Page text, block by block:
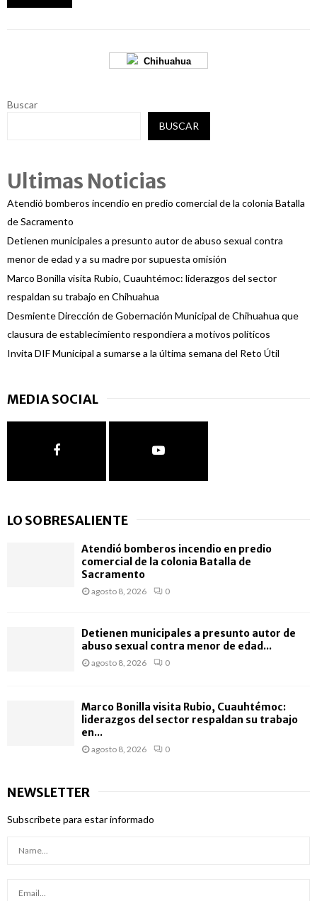
Chihuahua
Buscar
BUSCAR
Ultimas Noticias
Atendió bomberos incendio en predio comercial de la colonia Batalla
de Sacramento
Detienen municipales a presunto autor de abuso sexual contra
menor de edad y a su madre por supuesta omisión
Marco Bonilla visita Rubio, Cuauhtémoc: liderazgos del sector
respaldan su trabajo en Chihuahua
Desmiente Dirección de Gobernación Municipal de Chihuahua que
clausura de establecimiento respondiera a motivos políticos
Invita DIF Municipal a sumarse a la última semana del Reto Útil
MEDIA SOCIAL
LO SOBRESALIENTE
Atendió bomberos incendio en predio
comercial de la colonia Batalla de
Sacramento
agosto 8, 2026 0
Detienen municipales a presunto autor de
abuso sexual contra menor de edad...
agosto 8, 2026 0
Marco Bonilla visita Rubio, Cuauhtémoc:
liderazgos del sector respaldan su trabajo
en...
agosto 8, 2026 0
NEWSLETTER
Subscribete para estar informado